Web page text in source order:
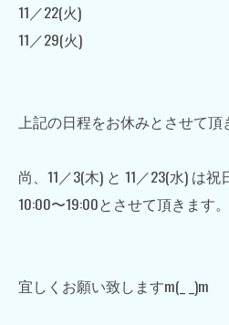
11／22(火)
11／29(火)
上記の日程をお休みとさせて頂
尚、11／3(木) と 11／23(水) は
10:00〜19:00とさせて頂きます。
宜しくお願い致しますm(_ _)m